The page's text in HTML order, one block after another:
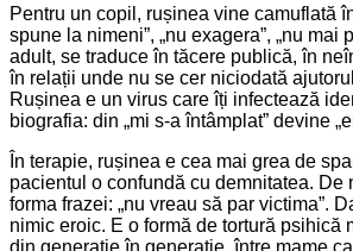
Pentru un copil, rușinea vine camuflată
spune la nimeni”, „nu exagera”, „nu mai
adult, se traduce în tăcere publică, în
în relații unde nu se cer niciodată
Rușinea e un virus care îți infectează
biografia: din „mi s-a întâmplat” devine
În terapie, rușinea e cea mai grea de
pacientul o confundă cu demnitatea. De
forma frazei: „nu vreau să par victima”.
nimic eroic. E o formă de tortură psihică
din generație în generație, între mame